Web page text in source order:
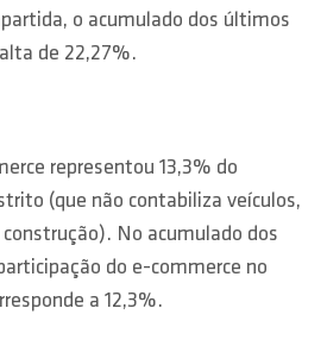
o acumulado dos últimos
de 22,27%.
representou 13,3% do
(que não contabiliza veículos,
No acumulado dos
do e-commerce no
a 12,3%.